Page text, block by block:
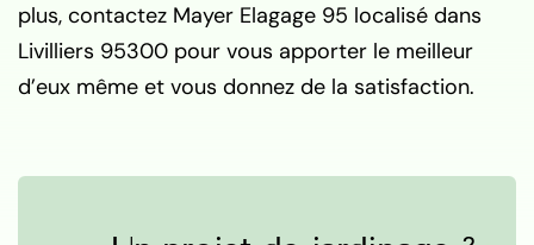
plus, contactez Mayer Elagage 95 localisé dans
Livilliers 95300 pour vous apporter le meilleur
d’eux même et vous donnez de la satisfaction.